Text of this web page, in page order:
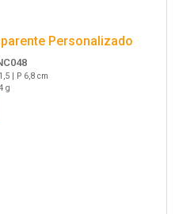
Personalizado
| P 6,8 cm
g